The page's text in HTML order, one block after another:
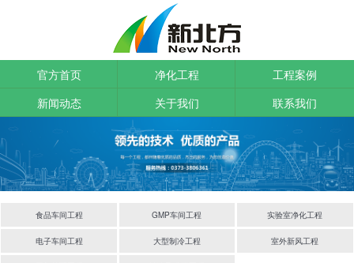
官方首页 净化工程
工程案例
新闻动态
关于我们 联系我们
食品车间工程 GMP车间工程 实验室净化工程
电子车间工程 大型制冷工程 室外新风工程